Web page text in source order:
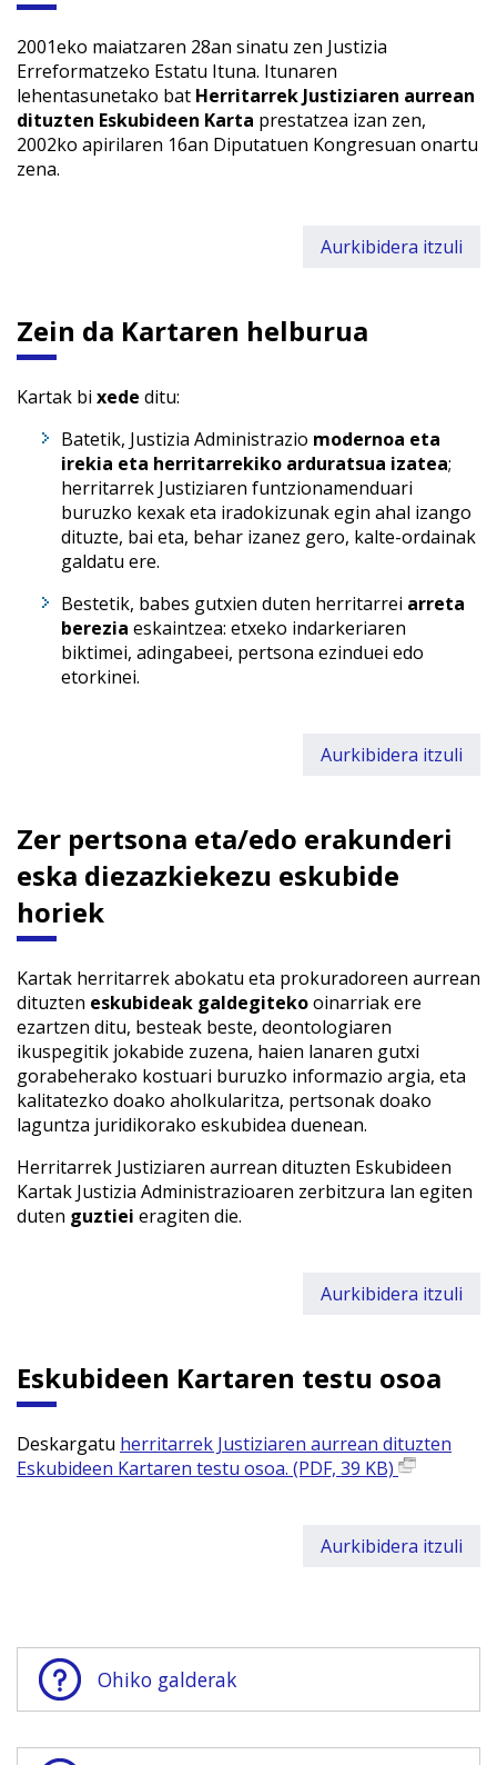
2001eko maiatzaren 28an sinatu zen Justizia
Erreformatzeko Estatu Ituna. Itunaren
lehentasunetako bat Herritarrek Justiziaren aurrean
dituzten Eskubideen Karta prestatzea izan zen,
2002ko apirilaren 16an Diputatuen Kongresuan onartu
zena.
Aurkibidera itzuli
Zein da Kartaren helburua
Kartak bi xede ditu:
Batetik, Justizia Administrazio modernoa eta
irekia eta herritarrekiko arduratsua izatea;
herritarrek Justiziaren funtzionamenduari
buruzko kexak eta iradokizunak egin ahal izango
dituzte, bai eta, behar izanez gero, kalte-ordainak
galdatu ere.
Bestetik, babes gutxien duten herritarrei arreta
berezia eskaintzea: etxeko indarkeriaren
biktimei, adingabeei, pertsona ezinduei edo
etorkinei.
Aurkibidera itzuli
Zer pertsona eta/edo erakunderi
eska diezazkiekezu eskubide
horiek
Kartak herritarrek abokatu eta prokuradoreen aurrean
dituzten eskubideak galdegitekooinarriak ere
ezartzen ditu, besteak beste, deontologiaren
ikuspegitik jokabide zuzena, haien lanaren gutxi
gorabeherako kostuari buruzko informazio argia, eta
kalitatezko doako aholkularitza, pertsonak doako
laguntza juridikorako eskubidea duenean.
Herritarrek Justiziaren aurrean dituzten Eskubideen
Kartak Justizia Administrazioaren zerbitzura lan egiten
duten guztiei eragiten die.
Aurkibidera itzuli
Eskubideen Kartaren testu osoa
Deskargatu herritarrek Justiziaren aurrean dituzten
Eskubideen Kartaren testu osoa. (PDF, 39 KB)
Aurkibidera itzuli
Ohiko galderak